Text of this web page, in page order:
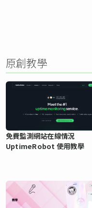
原創教學
免費監測網站在線情況
UptimeRobot 使用教學